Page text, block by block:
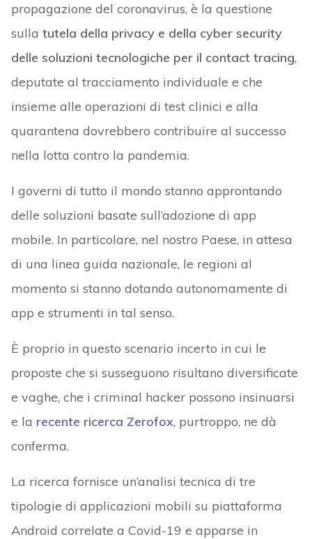
propagazione del coronavirus, è la questione
sulla tutela della privacy e della cyber security
delle soluzioni tecnologiche per il contact tracing,
deputate al tracciamento individuale e che
insieme alle operazioni di test clinici e alla
quarantena dovrebbero contribuire al successo
nella lotta contro la pandemia.
I governi di tutto il mondo stanno approntando
delle soluzioni basate sull’adozione di app
mobile. In particolare, nel nostro Paese, in attesa
di una linea guida nazionale, le regioni al
momento si stanno dotando autonomamente di
app e strumenti in tal senso.
È proprio in questo scenario incerto in cui le
proposte che si susseguono risultano diversificate
e vaghe, che i criminal hacker possono insinuarsi
e la recente ricerca Zerofox, purtroppo, ne dà
conferma.
La ricerca fornisce un’analisi tecnica di tre
tipologie di applicazioni mobili su piattaforma
Android correlate a Covid-19 e apparse in